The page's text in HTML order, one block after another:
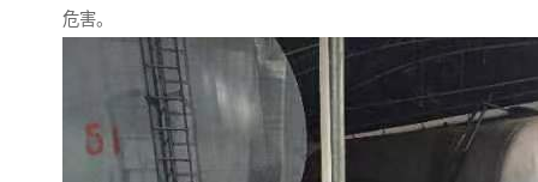
危害。